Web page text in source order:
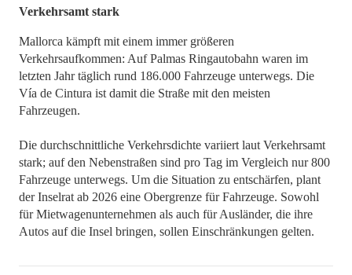
Verkehrsamt stark
Mallorca kämpft mit einem immer größeren
Verkehrsaufkommen: Auf Palmas Ringautobahn waren im
letzten Jahr täglich rund 186.000 Fahrzeuge unterwegs. Die
Vía de Cintura ist damit die Straße mit den meisten
Fahrzeugen.
Die durchschnittliche Verkehrsdichte variiert laut Verkehrsamt
stark; auf den Nebenstraßen sind pro Tag im Vergleich nur 800
Fahrzeuge unterwegs. Um die Situation zu entschärfen, plant
der Inselrat ab 2026 eine Obergrenze für Fahrzeuge. Sowohl
für Mietwagenunternehmen als auch für Ausländer, die ihre
Autos auf die Insel bringen, sollen Einschränkungen gelten.